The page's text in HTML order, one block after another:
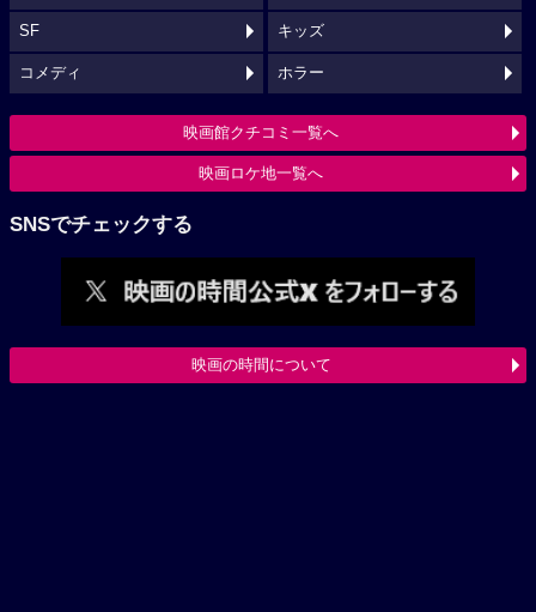
SF キッズ
コメディ ホラー
映画館クチコミ一覧へ
映画ロケ地一覧へ
SNSでチェックする
映画の時間について